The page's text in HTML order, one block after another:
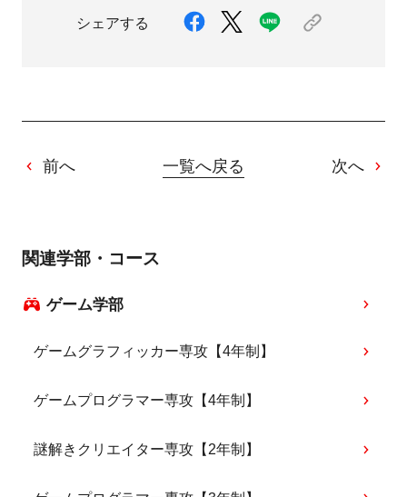
シェアする
前へ 一覧へ戻る 次へ
関連学部・コース
ゲーム学部
ゲームグラフィッカー専攻【4年制】
ゲームプログラマー専攻【4年制】
謎解きクリエイター専攻【2年制】